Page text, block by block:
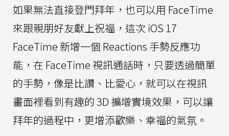
如果無法直接登門拜年，也可以用 FaceTime
來跟親朋好友獻上祝福，這次 iOS 17
FaceTime 新增一個 Reactions 手勢反應功
能，在 FaceTime 視訊通話時，只要透過簡單
的手勢，像是比讚、比愛心，就可以在視訊
畫面裡看到有趣的 3D 擴增實境效果，可以讓
拜年的過程中，更增添歡樂、幸福的氣氛。